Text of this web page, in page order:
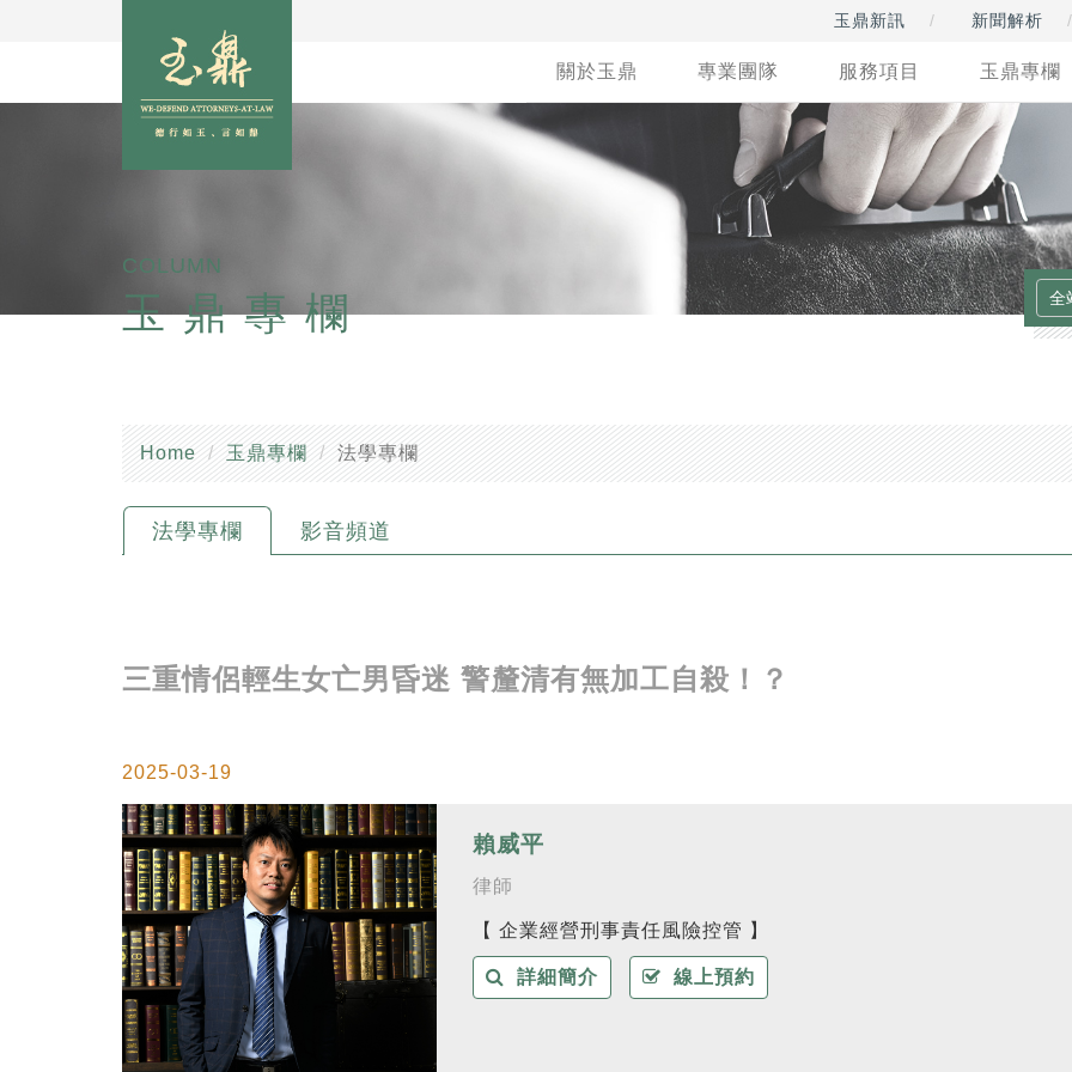
玉鼎新訊 新聞解析
關於玉鼎 專業團隊 服務項目 玉鼎專欄
COLUMN
玉鼎專欄
Home 玉鼎專欄 法學專欄
法學專欄 影音頻道
三重情侶輕生女亡男昏迷 警釐清有無加工自殺！？
2025-03-19
賴威平
律師
【 企業經營刑事責任風險控管 】
詳細簡介 線上預約